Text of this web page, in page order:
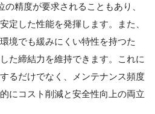
精度が要求されることもあり、
定した性能を発揮します。また、
境でも緩みにくい特性を持つた
た締結力を維持できます。これに
るだけでなく、メンテナンス頻度
にコスト削減と安全性向上の両立